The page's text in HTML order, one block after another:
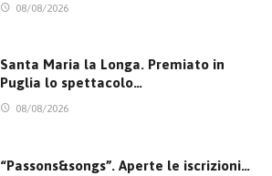
08/08/2026
Santa Maria la Longa. Premiato in
Puglia lo spettacolo…
08/08/2026
“Passons&songs”. Aperte le iscrizioni…